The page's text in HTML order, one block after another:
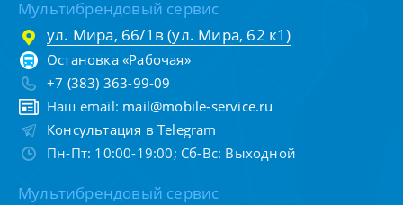
Мультибрендовый сервис
ул. Мира, 66/1в (ул. Мира, 62 к1)
Остановка «Рабочая»
+7 (383) 363-99-09
Наш email: mail@mobile-service.ru
Консультация в Telegram
Пн-Пт: 10:00-19:00; Сб-Вс: Выходной
Мультибрендовый сервис